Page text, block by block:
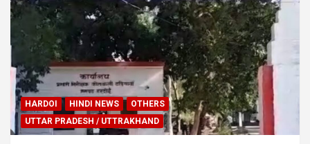
HARDOI HINDI NEWS
OTHERS
UTTAR PRADESH / UTTRAKHAND